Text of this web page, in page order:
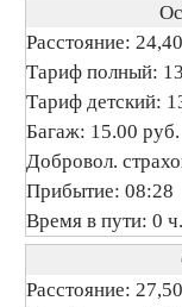
Расстояние:
Тариф полный:
Тариф детский:
Багаж: 15.00 руб.
Добровол.
Прибытие: 08:28
Время в пути: 0
Расстояние: